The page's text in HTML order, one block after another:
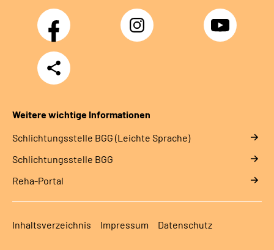
Facebook Instagram YouTube
Teilen
Weitere wichtige Informationen
Schlich­tungs­stel­le BGG (Leichte Sprache)
Schlich­tungs­stel­le BGG
Reha-Portal
Inhaltsverzeichnis Impressum Datenschutz